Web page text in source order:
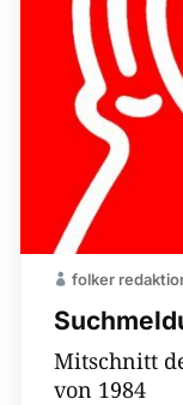
folker
Mitschnitt
von 1984